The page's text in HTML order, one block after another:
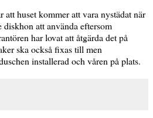
huset kommer att vara nystädat när
att använda eftersom
har lovat att åtgärda det på
ska också fixas till men
installerad och våren på plats.